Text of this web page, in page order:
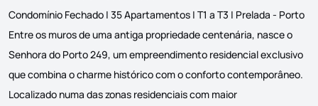
Condomínio Fechado | 35 Apartamentos | T1 a T3 | Prelada - Porto
Entre os muros de uma antiga propriedade centenária, nasce o
Senhora do Porto 249, um empreendimento residencial exclusivo
que combina o charme histórico com o conforto contemporâneo.
Localizado numa das zonas residenciais com maior